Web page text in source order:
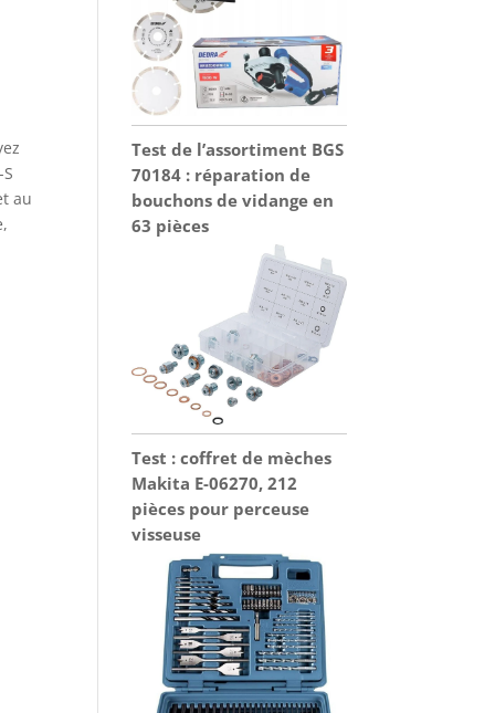
au
Test de l’assortiment BGS
70184 : réparation de
bouchons de vidange en
63 pièces
Test : coffret de mèches
Makita E-06270, 212
pièces pour perceuse
visseuse